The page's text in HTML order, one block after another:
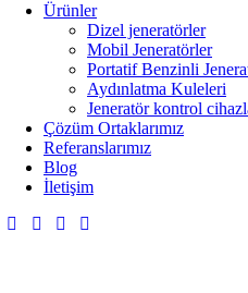
Ürünler
Dizel jeneratörler
Mobil Jeneratörler
Portatif Benzinli
Aydınlatma Kuleleri
Jeneratör kontrol
Çözüm Ortaklarımız
Referanslarımız
Blog
İletişim